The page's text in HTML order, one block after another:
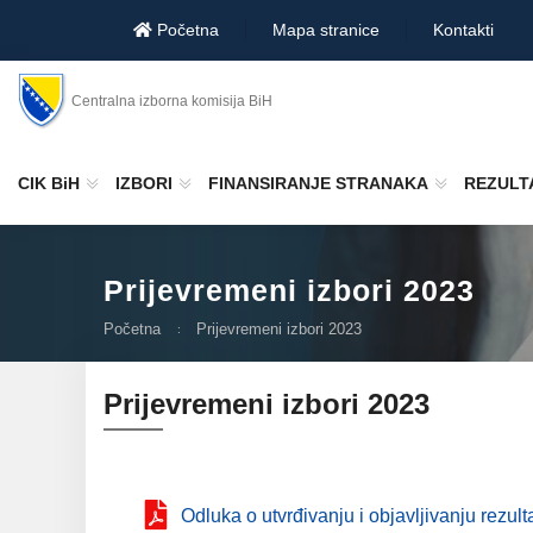
Početna Mapa stranice Kontakti
Centralna izborna komisija BiH
CIK BiH IZBORI FINANSIRANJE STRANAKA
Prijevremeni izbori 2023
Početna Prijevremeni izbori 2023
Prijevremeni izbori 2023
Odluka o utvrđivanju i objavljivanju